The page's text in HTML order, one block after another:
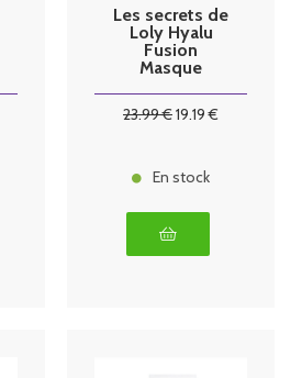
Les secrets de
Loly Hyalu
Fusion
Masque
23.99€19.19 €
En stock